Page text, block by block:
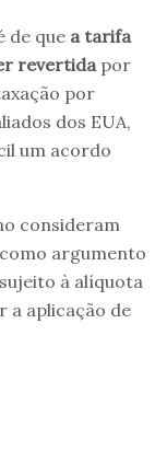
de que a tarifa
revertida por
por
dos EUA,
um acordo
consideram
argumento
à alíquota
a aplicação de